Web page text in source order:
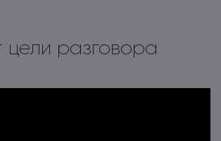
цели разговора